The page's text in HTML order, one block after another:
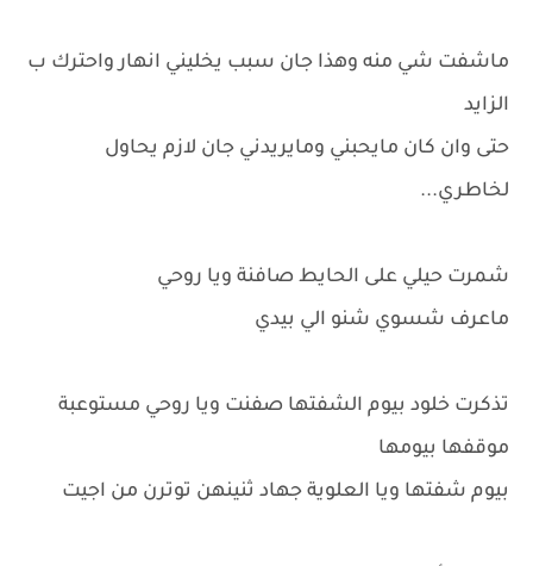
ماشفت شي منه وهذا جان سبب يخليني انهار واحترك ب
الزايد
حتى وان كان مايحبني ومايريدني جان لازم يحاول
لخاطري...
شمرت حيلي على الحايط صافنة ويا روحي
ماعرف شسوي شنو الي بيدي
تذكرت خلود بيوم الشفتها صفنت ويا روحي مستوعبة
موقفها بيومها
بيوم شفتها ويا العلوية جهاد ثنينهن توترن من اجيت